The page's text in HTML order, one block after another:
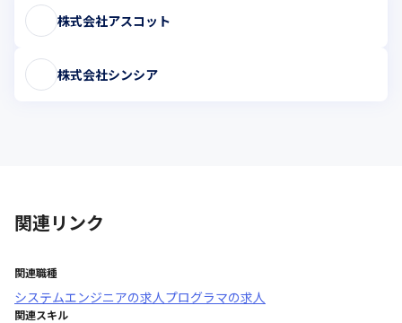
株式会社アスコット
株式会社シンシア
関連リンク
関連職種
システムエンジニアの求人プログラマの求人
関連スキル